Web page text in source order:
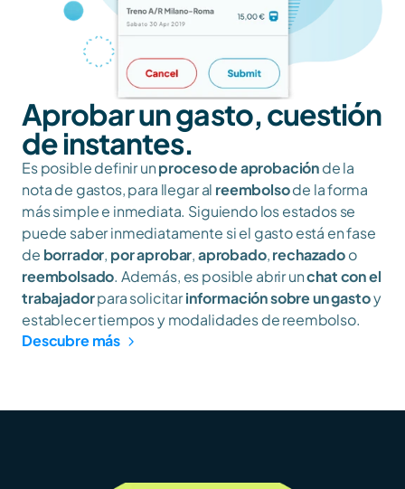
Aprobar un gasto, cuestión
de instantes.
Es posible definir un proceso de aprobación de la
nota de gastos, para llegar al reembolso de la forma
más simple e inmediata. Siguiendo los estados se
puede saber inmediatamente si el gasto está en fase
de borrador, por aprobar, aprobado, rechazado
o
reembolsado. Además, es posible abrir un chat con el
trabajador para solicitar información sobre un gasto y
establecer tiempos y modalidades de reembolso.
Descubre más